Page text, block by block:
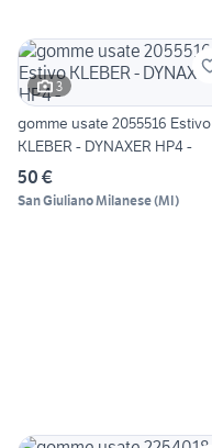
3
gomme usate 2055516 Estivo
KLEBER - DYNAXER HP4 -
50 €
San Giuliano Milanese(MI)